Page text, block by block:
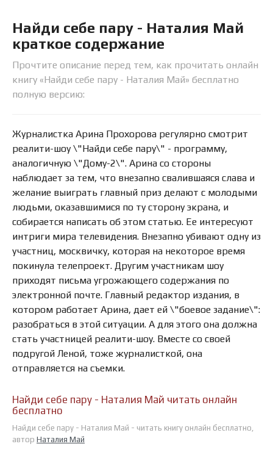
Найди себе пару - Наталия Май
краткое содержание
Прочтите описание перед тем, как прочитать онлайн
книгу «Найди себе пару - Наталия Май» бесплатно
полную версию:
Журналистка Арина Прохорова регулярно смотрит
реалити-шоу \"Найди себе пару\" - программу,
аналогичную \"Дому-2\". Арина со стороны
наблюдает за тем, что внезапно свалившаяся слава и
желание выиграть главный приз делают с молодыми
людьми, оказавшимися по ту сторону экрана, и
собирается написать об этом статью. Ее интересуют
интриги мира телевидения. Внезапно убивают одну из
участниц, москвичку, которая на некоторое время
покинула телепроект. Другим участникам шоу
приходят письма угрожающего содержания по
электронной почте. Главный редактор издания, в
котором работает Арина, дает ей \"боевое задание\":
разобраться в этой ситуации. А для этого она должна
стать участницей реалити-шоу. Вместе со своей
подругой Леной, тоже журналисткой, она
отправляется на съемки.
Найди себе пару - Наталия Май читать онлайн
бесплатно
Найди себе пару - Наталия Май - читать книгу онлайн бесплатно,
автор Наталия Май